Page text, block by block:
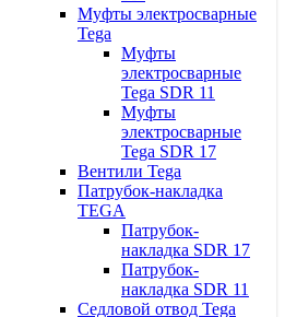
Муфты электросварные
Tega
Муфты
электросварные
Tega SDR 11
Муфты
электросварные
Tega SDR 17
Вентили Tega
Патрубок-накладка
TEGA
Патрубок-
накладка SDR 17
Патрубок-
накладка SDR 11
Седловой отвод Tega